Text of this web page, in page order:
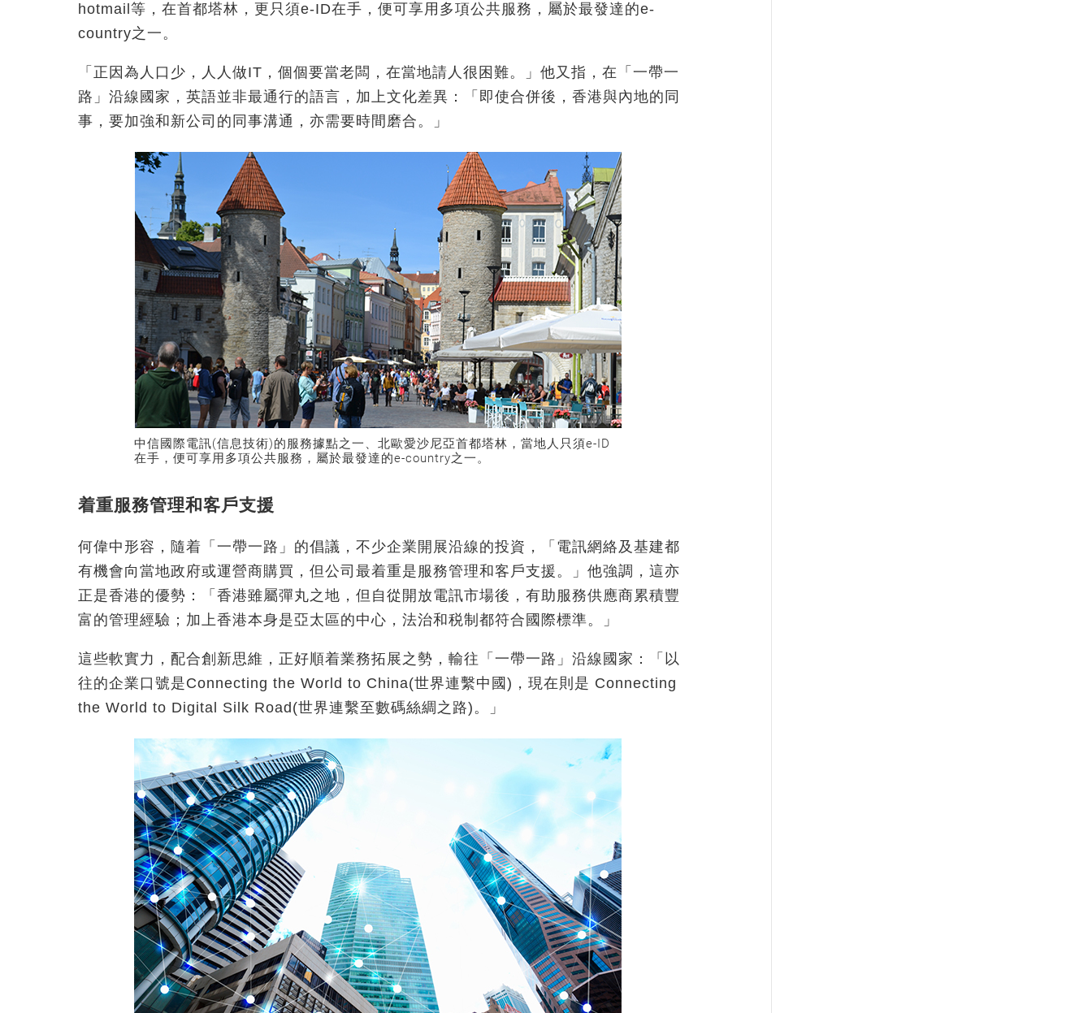
hotmail等，在首都塔林，更只須e-ID在手，便可享用多項公共服務，屬於最發達的e-
country之一。
「正因為人口少，人人做IT，個個要當老闆，在當地請人很困難。」他又指，在「一帶一
路」沿線國家，英語並非最通行的語言，加上文化差異：「即使合併後，香港與內地的同
事，要加強和新公司的同事溝通，亦需要時間磨合。」
中信國際電訊(信息技術)的服務據點之一、北歐愛沙尼亞首都塔林，當地人只須e-ID
在手，便可享用多項公共服務，屬於最發達的e-country之一。
着重服務管理和客戶支援
何偉中形容，隨着「一帶一路」的倡議，不少企業開展沿線的投資，「電訊網絡及基建都
有機會向當地政府或運營商購買，但公司最着重是服務管理和客戶支援。」他強調，這亦
正是香港的優勢：「香港雖屬彈丸之地，但自從開放電訊市場後，有助服務供應商累積豐
富的管理經驗；加上香港本身是亞太區的中心，法治和税制都符合國際標準。」
這些軟實力，配合創新思維，正好順着業務拓展之勢，輸往「一帶一路」沿線國家：「以
往的企業口號是Connecting the World to China(世界連繫中國)，現在則是 Connecting
the World to Digital Silk Road(世界連繫至數碼絲綢之路)。」